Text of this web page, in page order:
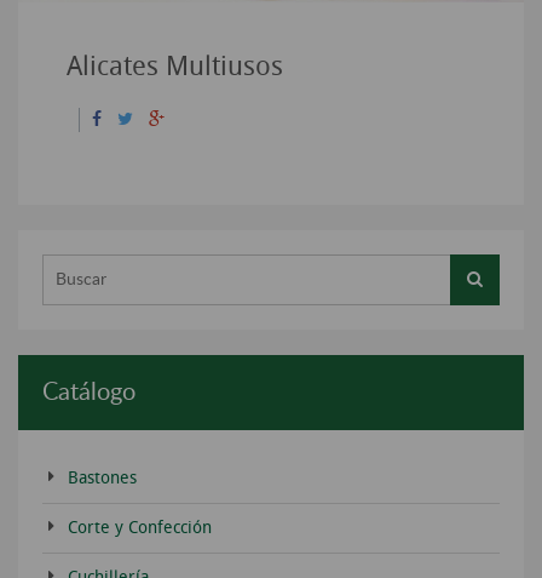
Alicates Multiusos
Catálogo
Bastones
Corte y Confección